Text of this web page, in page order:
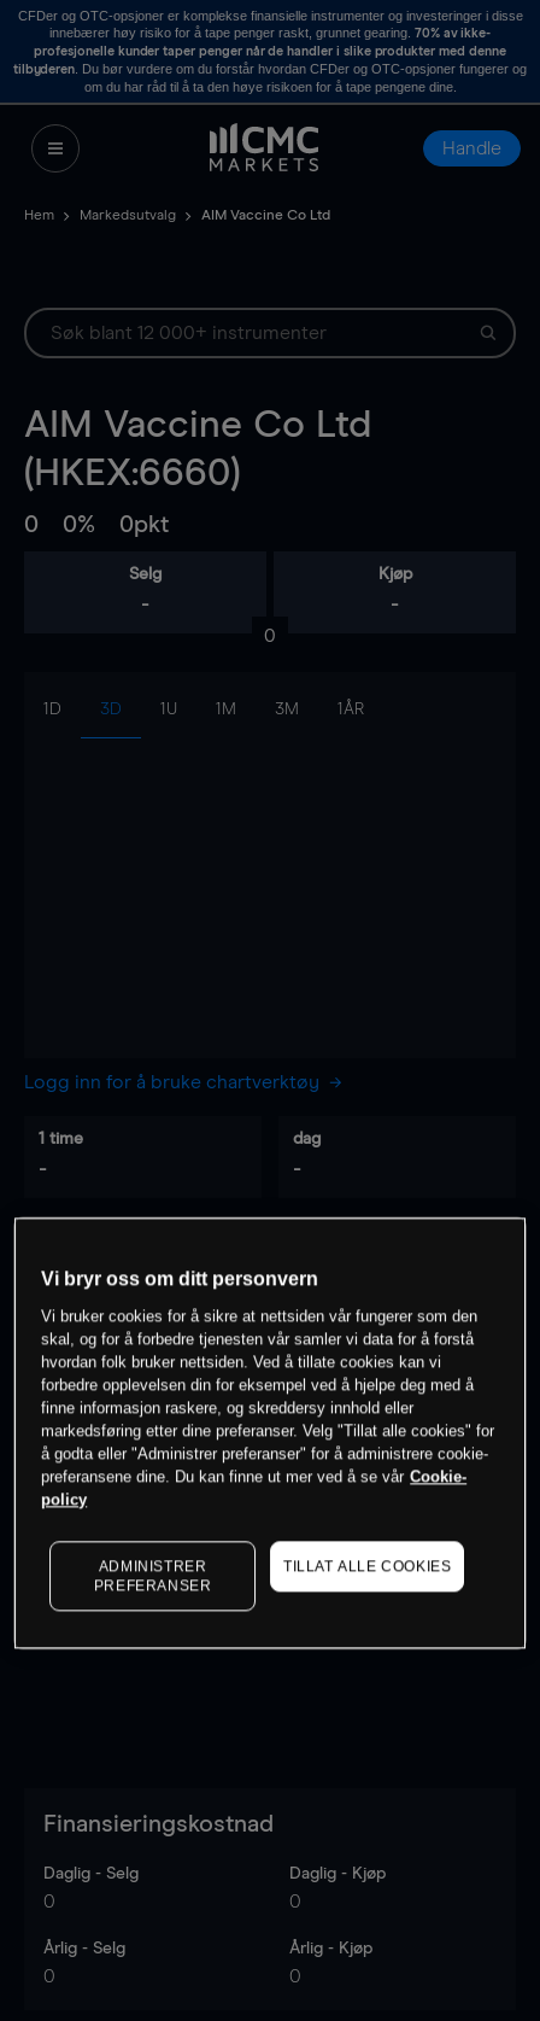
CFDer og OTC-opsjoner er komplekse finansielle instrumenter og investeringer i disse
innebærer høy risiko for å tape penger raskt, grunnet gearing. 70% av ikke-
profesjonelle kunder taper penger når de handler i slike produkter med denne
tilbyderen . Du bør vurdere om du forstår hvordan CFDer og OTC-opsjoner fungerer og
om du har råd til å ta den høye risikoen for å tape pengene dine.
Handle
Hem Markedsutvalg AIM Vaccine Co Ltd
AIM Vaccine Co Ltd
(HKEX:6660)
0 0% 0pkt
Selg
-
Kjøp
-
0
1D 3D 1U 1M 3M 1ÅR
Logg inn for å bruke chartverktøy
1 time
-
dag
-
- -
0% av kunder erpå dette instrumentet
Søk om konto
Kursene er veiledende.Log in
Finansieringskostnad
Daglig - Selg
0
Daglig - Kjøp
0
Årlig - Selg
0
Årlig - Kjøp
0
Vi bryr oss om ditt personvern
Vi bruker cookies for å sikre at nettsiden vår fungerer som den
skal, og for å forbedre tjenesten vår samler vi data for å forstå
hvordan folk bruker nettsiden. Ved å tillate cookies kan vi
forbedre opplevelsen din for eksempel ved å hjelpe deg med å
finne informasjon raskere, og skreddersy innhold eller
markedsføring etter dine preferanser. Velg "Tillat alle cookies" for
å godta eller "Administrer preferanser" for å administrere cookie-
preferansene dine. Du kan finne ut mer ved å se vår Cookie-
policy
ADMINISTRER
PREFERANSER
TILLAT ALLE COOKIES